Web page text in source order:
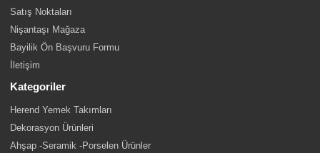
Satış Noktaları
Nişantaşı Mağaza
Bayilik Ön Başvuru Formu
İletişim
Kategoriler
Herend Yemek Takımları
Dekorasyon Ürünleri
Ahşap -Seramik -Porselen Ürünler